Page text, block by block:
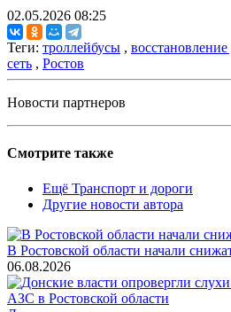
02.05.2026 08:25
Теги: троллейбусы ,
сеть , Ростов
Новости партнеров
Смотрите также
Ещё Транспорт и дороги
Другие новости автора
В Ростовской области начали
06.08.2026